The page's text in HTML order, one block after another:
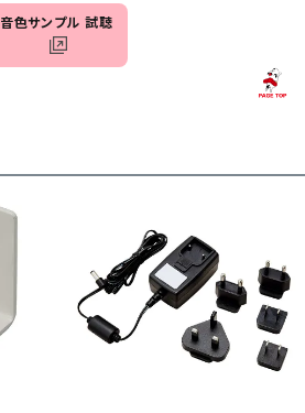
音色サンプル 試聴